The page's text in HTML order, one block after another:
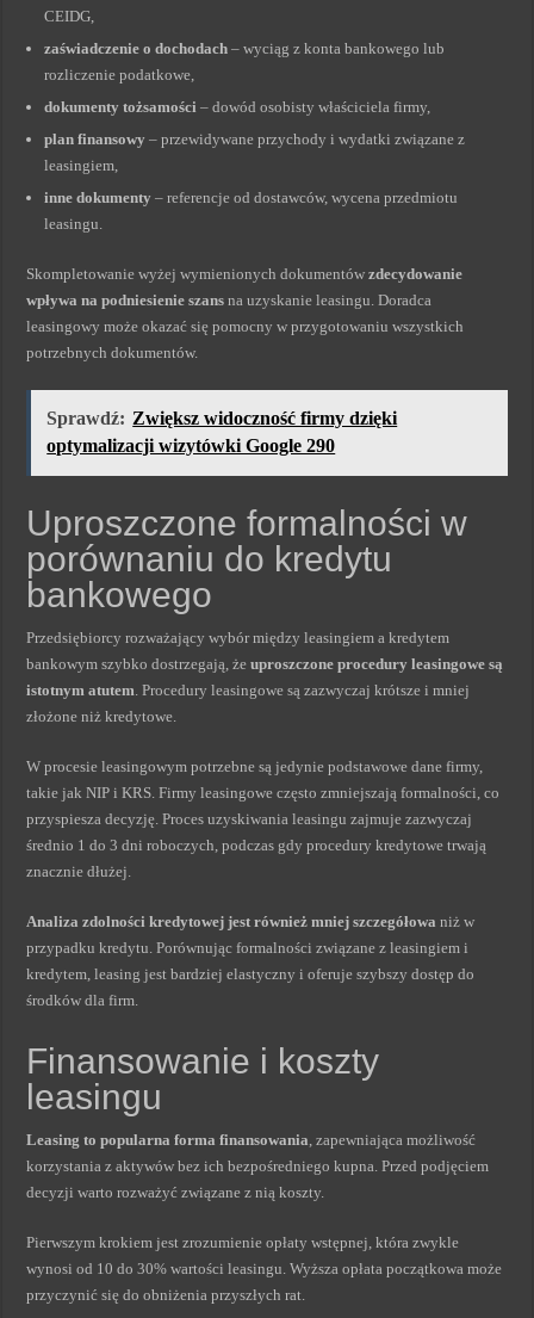
CEIDG,
zaświadczenie o dochodach – wyciąg z konta bankowego lub
rozliczenie podatkowe,
dokumenty tożsamości – dowód osobisty właściciela firmy,
plan finansowy – przewidywane przychody i wydatki związane z
leasingiem,
inne dokumenty – referencje od dostawców, wycena przedmiotu
leasingu.
Skompletowanie wyżej wymienionych dokumentówzdecydowanie
wpływa na podniesienie szans na uzyskanie leasingu. Doradca
leasingowy może okazać się pomocny w przygotowaniu wszystkich
potrzebnych dokumentów.
Sprawdź: Zwiększ widoczność firmy dzięki
optymalizacji wizytówki Google 290
Uproszczone formalności w
porównaniu do kredytu
bankowego
Przedsiębiorcy rozważający wybór między leasingiem a kredytem
bankowym szybko dostrzegają, żeuproszczone procedury leasingowe są
istotnym atutem. Procedury leasingowe są zazwyczaj krótsze i mniej
złożone niż kredytowe.
W procesie leasingowym potrzebne są jedynie podstawowe dane firmy,
takie jak NIP i KRS. Firmy leasingowe często zmniejszają formalności, co
przyspiesza decyzję. Proces uzyskiwania leasingu zajmuje zazwyczaj
średnio 1 do 3 dni roboczych, podczas gdy procedury kredytowe trwają
znacznie dłużej.
Analiza zdolności kredytowej jest również mniej szczegółowa niż w
przypadku kredytu. Porównując formalności związane z leasingiem i
kredytem, leasing jest bardziej elastyczny i oferuje szybszy dostęp do
środków dla firm.
Finansowanie i koszty
leasingu
Leasing to popularna forma finansowania, zapewniająca możliwość
korzystania z aktywów bez ich bezpośredniego kupna. Przed podjęciem
decyzji warto rozważyć związane z nią koszty.
Pierwszym krokiem jest zrozumienie opłaty wstępnej, która zwykle
wynosi od 10 do 30% wartości leasingu. Wyższa opłata początkowa może
przyczynić się do obniżenia przyszłych rat.